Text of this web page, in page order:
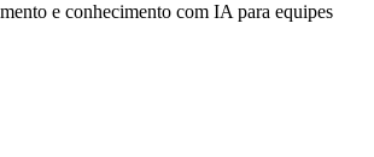
e conhecimento com IA para equipes